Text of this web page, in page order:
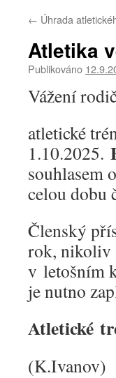
← Úhrada
Atletika
Publikováno
Vážení
atletické
1.10.2025.
souhlasem
celou dobu
Členský
rok, nikoliv
v letošním
je nutno
Atletické
(K.Ivanov)